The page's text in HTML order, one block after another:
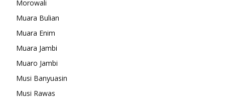
Morowali
Muara Bulian
Muara Enim
Muara Jambi
Muaro Jambi
Musi Banyuasin
Musi Rawas